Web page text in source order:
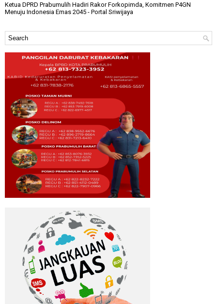
Ketua DPRD Prabumulih Hadiri Rakor Forkopimda, Komitmen P4GN
Menuju Indonesia Emas 2045 - Portal Sriwijaya